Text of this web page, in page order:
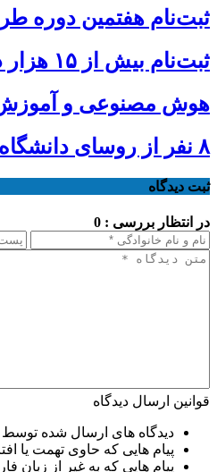
ثبت‌نام هفتمین دوره طرح
ثبت‌نام بیش از ۱۵ هزار داوطلب دستیاری آموزشی تا امروز/ مهلت ثبت نام تمدید شد
هوش مصنوعی و آموزش؛
۸ نفر از روسای دانشگاه آزاد اسلامی در استان‌ها ابقا شدند
ثبت دیدگاه
در انتظار بررسی : 0
قوانین ارسال دیدگاه
دیدگاه های ارسال شده
پیام هایی که حاوی تهمت یا
پیام هایی که به غیر از زبان